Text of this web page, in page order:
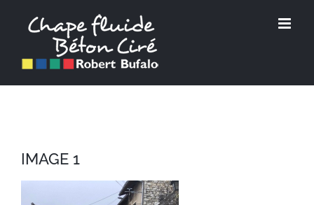
contenu
IMAGE 1